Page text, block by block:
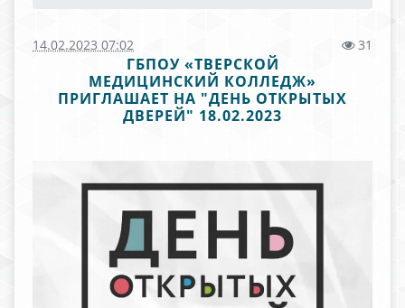
14.02.2023 07:02 31
ГБПОУ «ТВЕРСКОЙ
МЕДИЦИНСКИЙ КОЛЛЕДЖ»
ПРИГЛАШАЕТ НА "ДЕНЬ ОТКРЫТЫХ
ДВЕРЕЙ" 18.02.2023